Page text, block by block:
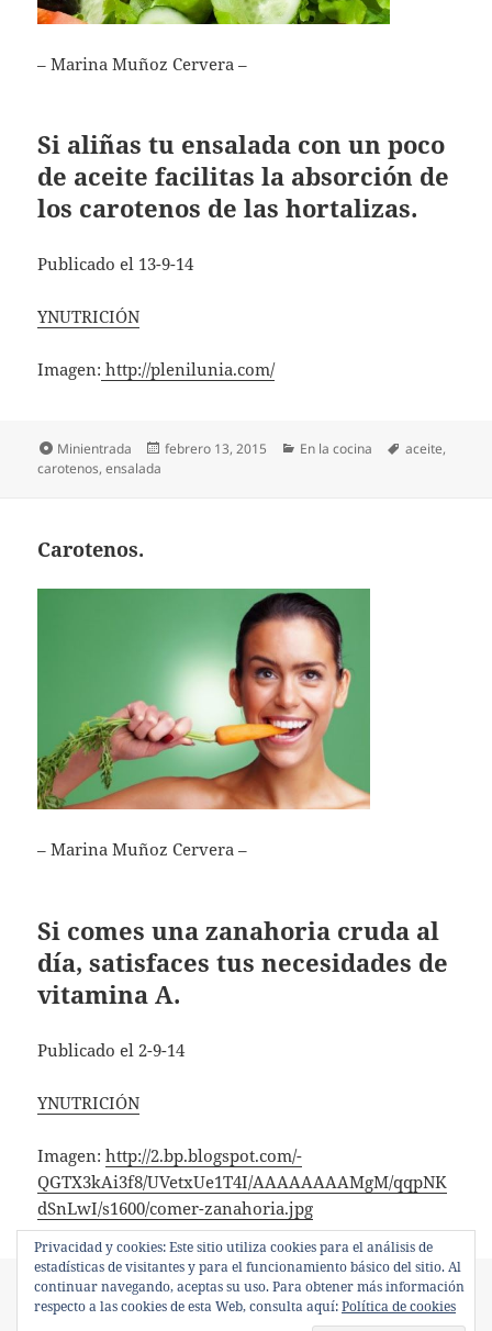
– Marina Muñoz Cervera –
Si aliñas tu ensalada con un poco
de aceite facilitas la absorción de
los carotenos de las hortalizas.
Publicado el 13-9-14
YNUTRICIÓN
Imagen: http://plenilunia.com/
Formato
Minientrada
Publicado
febrero 13, 2015 Categorías
En la cocina Etiquetas
aceite,
carotenos,ensalada
Carotenos.
– Marina Muñoz Cervera –
Si comes una zanahoria cruda al
día, satisfaces tus necesidades de
vitamina A.
Publicado el 2-9-14
YNUTRICIÓN
Imagen:http://2.bp.blogspot.com/-
QGTX3kAi3f8/UVetxUe1T4I/AAAAAAAAMgM/qqpNK
dSnLwI/s1600/comer-zanahoria.jpg
Formato
Minientrada
Publicado
el
febrero 10, 2015 Categorías
Vitaminas y minerales
Etiquetas
carotenos,zanahoria
Privacidad y cookies: Este sitio utiliza cookies para el análisis de
estadísticas de visitantes y para el funcionamiento básico del sitio. Al
continuar navegando, aceptas su uso. Para obtener más información
respecto a las cookies de esta Web, consulta aquí:Política de cookies